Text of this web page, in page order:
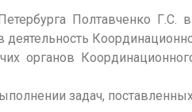
Полтавченко
органов
задач,